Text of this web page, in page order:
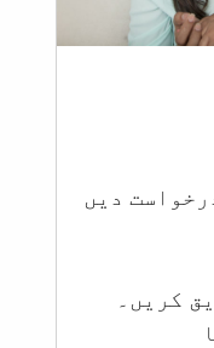
دیں
کریں۔